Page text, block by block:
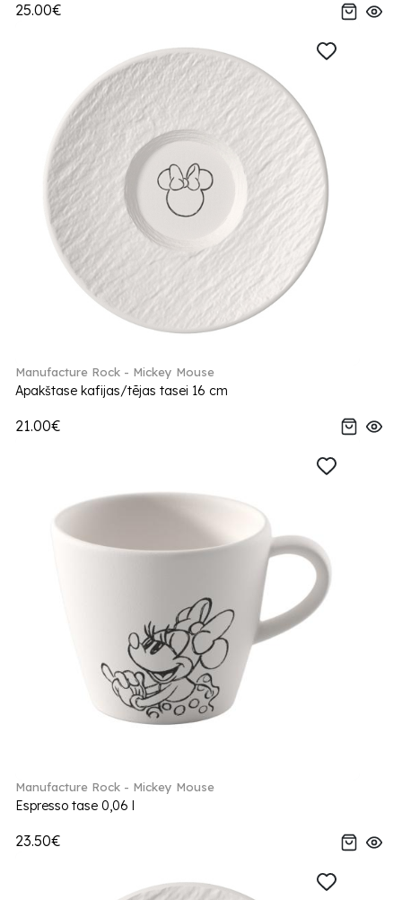
25.00€
Manufacture Rock - Mickey Mouse
Apakštase kafijas/tējas tasei 16 cm
21.00€
Manufacture Rock - Mickey Mouse
Espresso tase 0,06 l
23.50€